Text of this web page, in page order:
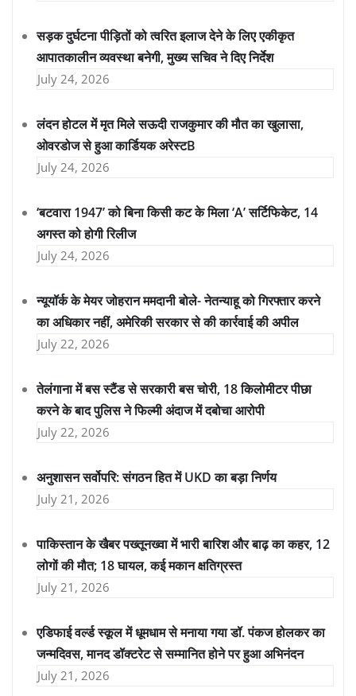
सड़क दुर्घटना पीड़ितों को त्वरित इलाज देने के लिए एकीकृत
आपातकालीन व्यवस्था बनेगी, मुख्य सचिव ने दिए निर्देश
July 24, 2026
लंदन होटल में मृत मिले सऊदी राजकुमार की मौत का खुलासा,
ओवरडोज से हुआ कार्डियक अरेस्टB
July 24, 2026
‘बटवारा 1947’ को बिना किसी कट के मिला ‘A’ सर्टिफिकेट, 14
अगस्त को होगी रिलीज
July 24, 2026
न्यूयॉर्क के मेयर जोहरान ममदानी बोले- नेतन्याहू को गिरफ्तार करने
का अधिकार नहीं, अमेरिकी सरकार से की कार्रवाई की अपील
July 22, 2026
तेलंगाना में बस स्टैंड से सरकारी बस चोरी, 18 किलोमीटर पीछा
करने के बाद पुलिस ने फिल्मी अंदाज में दबोचा आरोपी
July 22, 2026
अनुशासन सर्वोपरि: संगठन हित में UKD का बड़ा निर्णय
July 21, 2026
पाकिस्तान के खैबर पख्तूनख्वा में भारी बारिश और बाढ़ का कहर, 12
लोगों की मौत; 18 घायल, कई मकान क्षतिग्रस्त
July 21, 2026
एडिफाई वर्ल्ड स्कूल में धूमधाम से मनाया गया डॉ. पंकज होलकर का
जन्मदिवस, मानद डॉक्टरेट से सम्मानित होने पर हुआ अभिनंदन
July 21, 2026